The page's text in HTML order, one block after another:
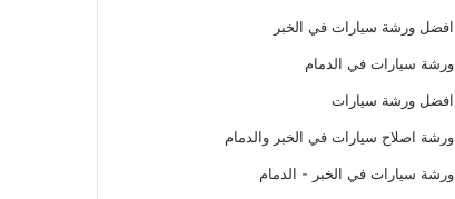
افضل ورشة سيارات في الخبر
ورشة سيارات في الدمام
افضل ورشة سيارات
ورشة اصلاح سيارات في الخبر والدمام
ورشة سيارات في الخبر - الدمام